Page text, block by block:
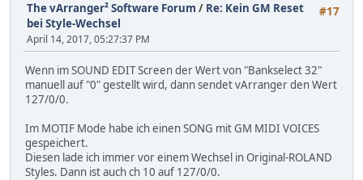
#17
The vArranger² Software Forum / Re: Kein GM Reset
bei Style-Wechsel
April 14, 2017, 05:27:37 PM
Wenn im SOUND EDIT Screen der Wert von "Bankselect 32"
manuell auf "0" gestellt wird, dann sendet vArranger den Wert
127/0/0.
Im MOTIF Mode habe ich einen SONG mit GM MIDI VOICES
gespeichert.
Diesen lade ich immer vor einem Wechsel in Original-ROLAND
Styles. Dann ist auch ch 10 auf 127/0/0.